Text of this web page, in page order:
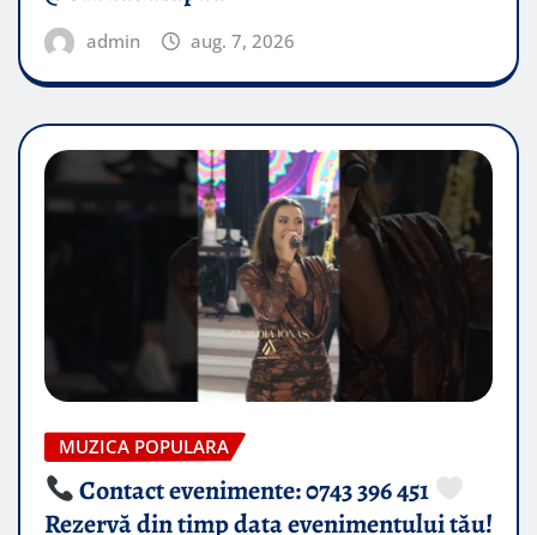
admin aug. 7, 2026
MUZICA POPULARA
Contact evenimente: 0743 396 451
Rezervă din timp data evenimentului tău!